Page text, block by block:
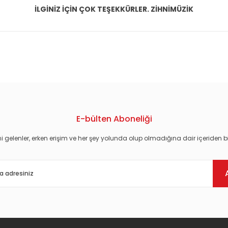
İLGİNİZ İÇİN ÇOK TEŞEKKÜRLER. ZİHNİMÜZİK
E-bülten Aboneliği
gelenler, erken erişim ve her şey yolunda olup olmadığına dair içeriden